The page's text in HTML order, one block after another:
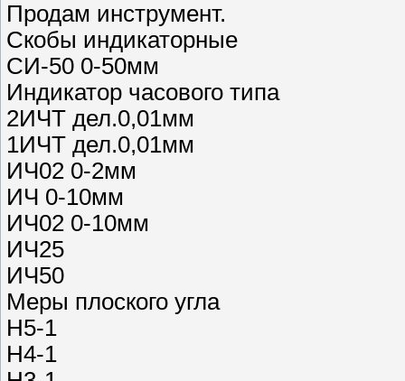
Продам инструмент.
Скобы индикаторные
СИ-50 0-50мм
Индикатор часового типа
2ИЧТ дел.0,01мм
1ИЧТ дел.0,01мм
ИЧ02 0-2мм
ИЧ 0-10мм
ИЧ02 0-10мм
ИЧ25
ИЧ50
Меры плоского угла
Н5-1
Н4-1